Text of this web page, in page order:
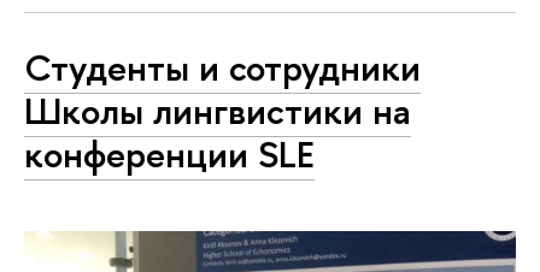
Студенты и сотрудники
Школы лингвистики на
конференции SLE